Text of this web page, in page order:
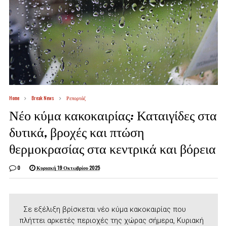
Home Break News Ρεπορτάζ
Νέο κύμα κακοκαιρίας: Καταιγίδες στα
δυτικά, βροχές και πτώση
θερμοκρασίας στα κεντρικά και βόρεια
0 Κυριακή 19 Οκτωβρίου 2025
Σε εξέλιξη βρίσκεται νέο κύμα κακοκαιρίας που
πλήττει αρκετές περιοχές της χώρας σήμερα, Κυριακή